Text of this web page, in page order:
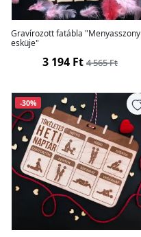
Gravírozott fatábla "Menyasszony
esküje"
3 194 Ft 4 565 Ft
-30%